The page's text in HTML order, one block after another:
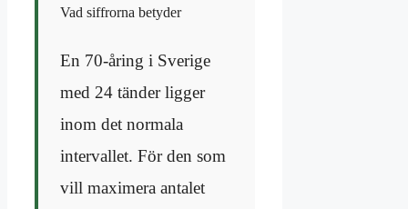
Vad siffrorna betyder
En 70-åring i Sverige
med 24 tänder ligger
inom det normala
intervallet. För den som
vill maximera antalet